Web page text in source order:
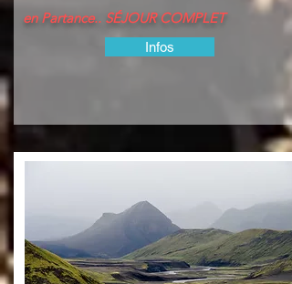
en Partance.. SÉJOUR COMPLET
Infos